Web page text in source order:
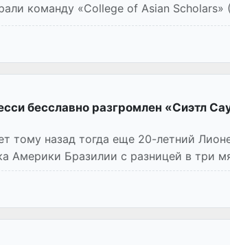
команду «College of Asian Scholars»
бесславно разгромлен «Сиэтл
тому назад тогда еще 20-летний
Америки Бразилии с разницей в три